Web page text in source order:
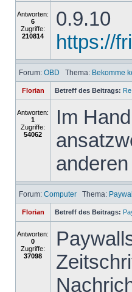
Antworten:
6
Zugriffe:
210814
0.9.10
https://
Forum: OBD Thema: Bekomme
Florian Betreff des Beitrags:
Antworten:
1
Zugriffe:
54062
Im
Forum: Computer Thema:
Florian Betreff des Beitrags:
Antworten:
0
Zugriffe:
37098